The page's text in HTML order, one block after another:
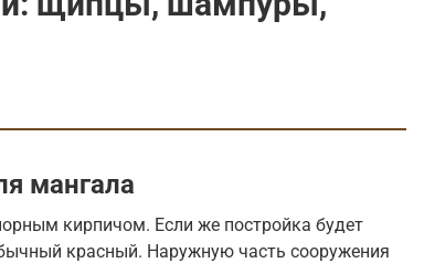
мангала
кирпичом. Если же постройка будет
красный. Наружную часть сооружения